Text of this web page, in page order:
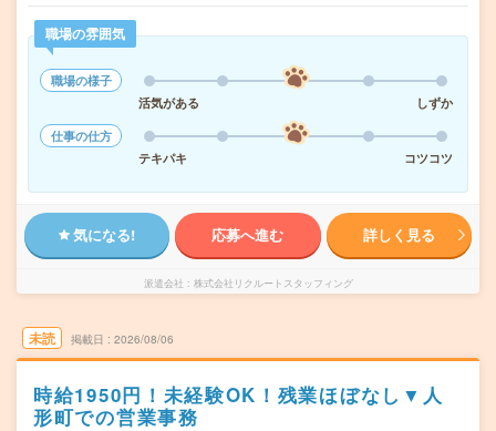
職場の雰囲気
職場の様子
活気がある
しずか
仕事の仕方
テキパキ
コツコツ
気になる! 応募へ進む 詳しく見る
派遣会社 株式会社リクルートスタッフィング
未読 掲載日 2026/08/06
時給1950円！未経験OK！残業ほぼなし▼人
形町での営業事務